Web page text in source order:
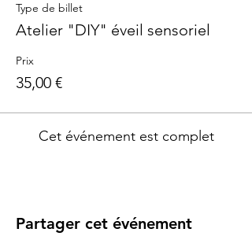
Type de billet
Atelier "DIY" éveil sensoriel
Prix
35,00 €
Cet événement est complet
Partager cet événement